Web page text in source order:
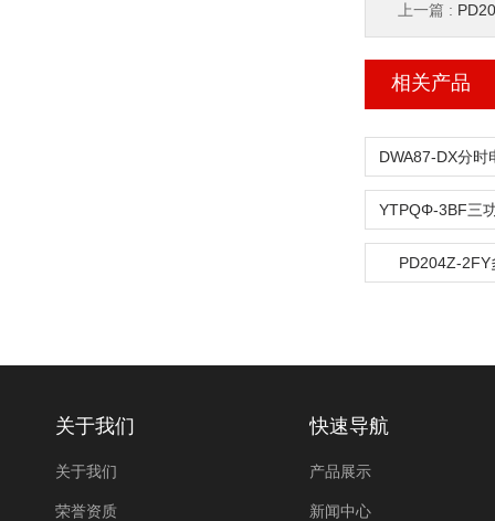
上一篇 :
相关产品
PD204Z-2FY
关于我们
关于我们
荣誉资质
快速导航
产品展示
新闻中心